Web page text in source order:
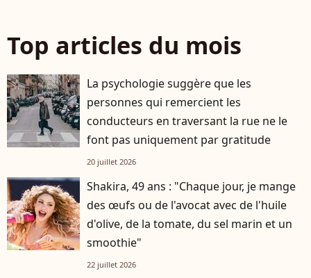
Top articles du mois
La psychologie suggère que les
personnes qui remercient les
conducteurs en traversant la rue ne le
font pas uniquement par gratitude
20 juillet 2026
Shakira, 49 ans : "Chaque jour, je mange
des œufs ou de l'avocat avec de l'huile
d'olive, de la tomate, du sel marin et un
smoothie"
22 juillet 2026